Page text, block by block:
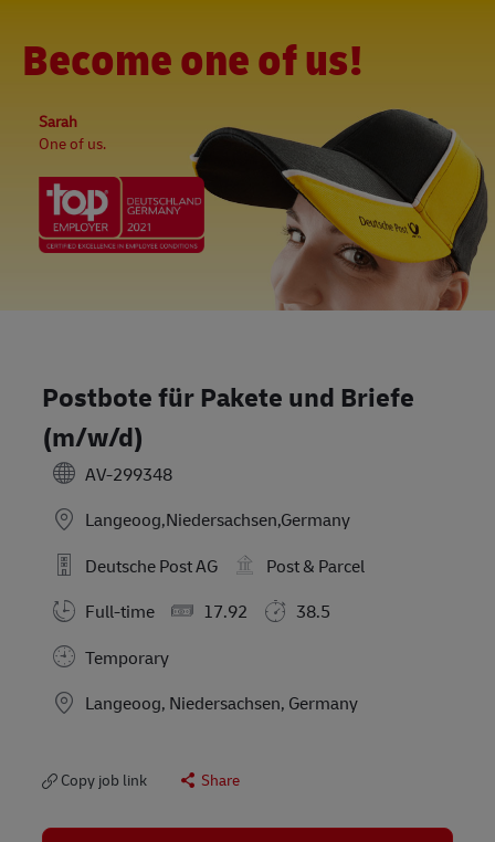
Become one of us!
Sarah
One of us.
Postbote für Pakete und Briefe
(m/w/d)
AV-299348
Langeoog,Niedersachsen,Germany
Deutsche Post AG
Post & Parcel
Full-time
17.92
38.5
Temporary
Location
Langeoog, Niedersachsen, Germany
Copy job link Share